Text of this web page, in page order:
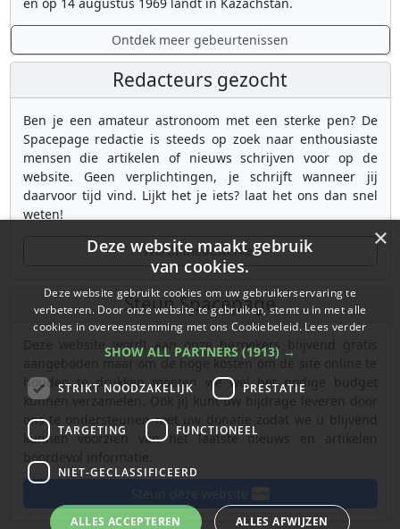
Ontdek meer gebeurtenissen
Redacteurs gezocht
Ben je een amateur astronoom met een sterke pen? De
Spacepage redactie is steeds op zoek naar enthousiaste
mensen die artikelen of nieuws schrijven voor op de
website. Geen verplichtingen, je schrijft wanneer jij
daarvoor tijd vind. Lijkt het je iets? laat het ons dan snel
weten!
Wordt medewerker
Steun Spacepage
Deze website wordt aan onze bezoekers blijvend gratis
aangeboden maar om de hoge kosten om de site online te
houden te drukken moeten we wel het nodige budget
kunnen verzamelen. Ook jij kunt uw bijdrage leveren door
ons te ondersteunen met uw donatie zodat we u blijvend
kunnen voorzien van het laatste nieuws en artikelen
Steun deze website
×
Deze website maakt gebruik
van cookies.
Deze website gebruikt cookies om uw gebruikerservaring te
verbeteren. Door onze website te gebruiken, stemt u in met alle
cookies in overeenstemming met ons Cookiebeleid. Lees verder
SHOW ALL PARTNERS (1913) →
STRIKT NOODZAKELIJK PRESTATIE
TARGETING FUNCTIONEEL
NIET-GECLASSIFICEERD
ALLES ACCEPTEREN ALLES AFWIJZEN